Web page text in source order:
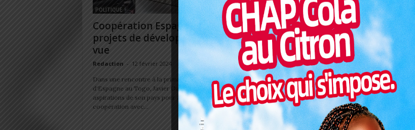
POLITIQUE
Coopération Espagne-Togo: Des
projets de développement en
vue
Redaction - 12 février 2024 0
Dans une rencontre à la primature, l'ambassadeur
d'Espagne au Togo, Javier Gutiérrez, a partagé les
aspirations de son pays pour approfondir la
coopération avec...
POLITIQUE
Diplomatie/Chine-Togo: Une
coopération plus fructueuse en
vue
Redaction 6 février 2024 0
À Lomé, sous le ciel étoilé d'une soirée anticipée du
Nouvel An chinois, l'Empire du milieu renouvelle ses
vœux de collaboration avec le Togo....